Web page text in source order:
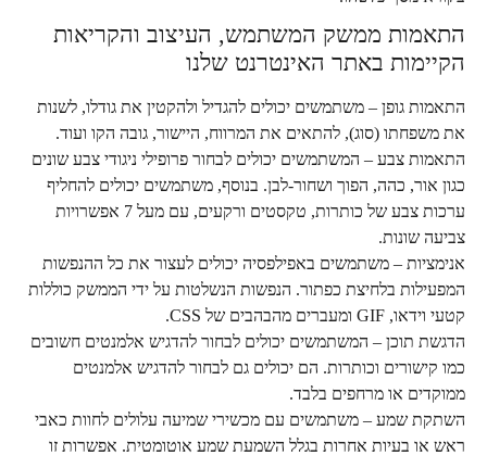
התאמות ממשק המשתמש, העיצוב והקריאות
הקיימות באתר האינטרנט שלנו
התאמות גופן – משתמשים יכולים להגדיל ולהקטין את גודלו, לשנות
את משפחתו (סוג), להתאים את המרווח, היישור, גובה הקו ועוד.
התאמות צבע – המשתמשים יכולים לבחור פרופילי ניגודי צבע שונים
כגון אור, כהה, הפוך ושחור-לבן. בנוסף, משתמשים יכולים להחליף
ערכות צבע של כותרות, טקסטים ורקעים, עם מעל 7 אפשרויות
צביעה שונות.
אנימציות – משתמשים באפילפסיה יכולים לעצור את כל ההנפשות
המפעילות בלחיצת כפתור. הנפשות הנשלטות על ידי הממשק כוללות
קטעי וידאו, GIF ומעברים מהבהבים של CSS.
הדגשת תוכן – המשתמשים יכולים לבחור להדגיש אלמנטים חשובים
כמו קישורים וכותרות. הם יכולים גם לבחור להדגיש אלמנטים
ממוקדים או מרחפים בלבד.
השתקת שמע – משתמשים עם מכשירי שמיעה עלולים לחוות כאבי
ראש או בעיות אחרות בגלל השמעת שמע אוטומטית. אפשרות זו